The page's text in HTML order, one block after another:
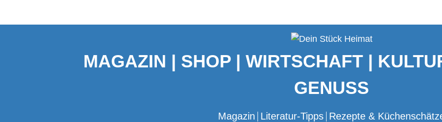
MAGAZIN | SHOP | WIRTSCHAFT |
GENUSS
Magazin Literatur-Tipps Rezepte &